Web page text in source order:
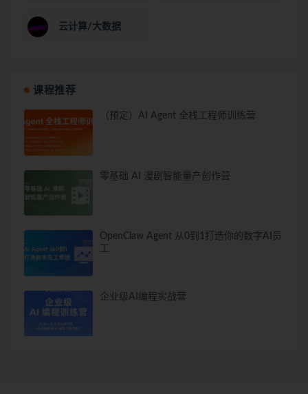
云计算/大数据
课程推荐
（预定）AI Agent 全栈工程师训练营
零基础 AI 漫剧智能量产创作营
OpenClaw Agent 从0到1打造你的数字AI员
企业级AI编程实战营